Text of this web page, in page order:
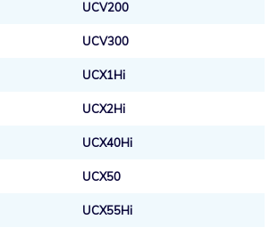
UCV200
UCV300
UCX1Hi
UCX2Hi
UCX40Hi
UCX50
UCX55Hi